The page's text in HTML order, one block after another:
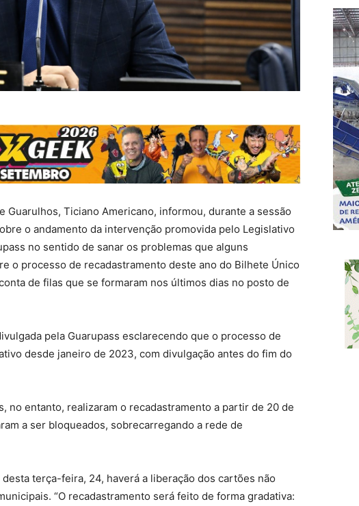
Guarulhos, Ticiano Americano, informou, durante a sessão
o andamento da intervenção promovida pelo Legislativo
no sentido de sanar os problemas que alguns
o processo de recadastramento deste ano do Bilhete Único
de filas que se formaram nos últimos dias no posto de
pela Guarupass esclarecendo que o processo de
desde janeiro de 2023, com divulgação antes do fim do
no entanto, realizaram o recadastramento a partir de 20 de
a ser bloqueados, sobrecarregando a rede de
terça-feira, 24, haverá a liberação dos cartões não
“O recadastramento será feito de forma gradativa: